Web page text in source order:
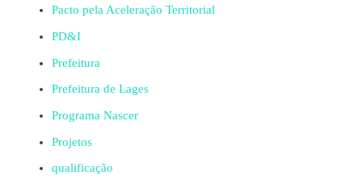
Pacto pela Aceleração Territorial
PD&I
Prefeitura
Prefeitura de Lages
Programa Nascer
Projetos
qualificação